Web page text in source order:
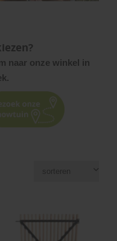
naar onze winkel in